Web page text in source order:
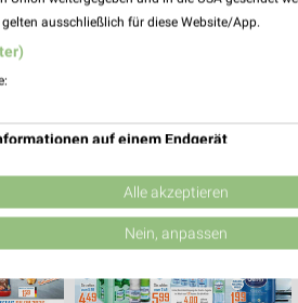
FLEISCH & WURST
ausschließlich für diese Website/App.
auf einem Endgerät
Auswahl von Werbeanzeigen
Werbung
Alle akzeptieren
Nein, anpassen